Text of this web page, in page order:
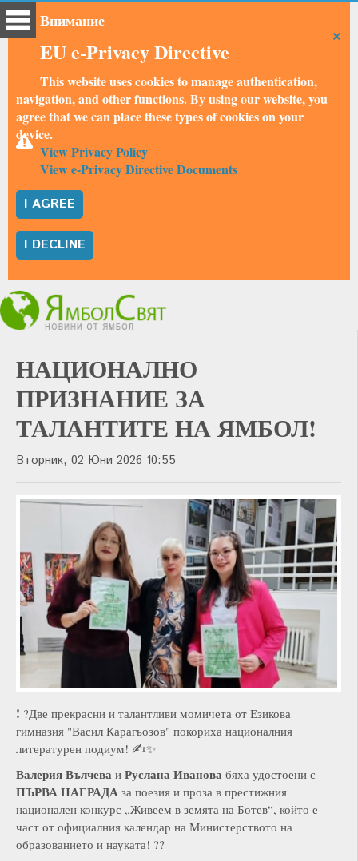
×
Внимание
EU e-Privacy Directive
This website uses cookies to manage authentication,
navigation, and other functions. By using our website, you
agree that we can place these types of cookies on your
device.
View Privacy Policy
View e-Privacy Directive Documents
I AGREE
I DECLINE
НАЦИОНАЛНО
ПРИЗНАНИЕ ЗА
ТАЛАНТИТЕ НА ЯМБОЛ!
Вторник, 02 Юни 2026 10:55
! ?Две прекрасни и талантливи момичета от Езикова
гимназия "Васил Карагьозов" покориха националния
литературен подиум! ✍️✨
Валерия Вълчева и Руслана Иванова бяха удостоени с
ПЪРВА НАГРАДА за поезия и проза в престижния
национален конкурс „Живеем в земята на Ботев“, който е
част от официалния календар на Министерството на
образованието и науката! ??